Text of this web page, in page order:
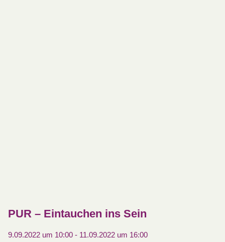
PUR – Eintauchen ins Sein
9.09.2022 um 10:00- 11.09.2022 um 16:00